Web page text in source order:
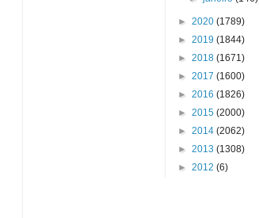
► 2020 (1789)
► 2019 (1844)
► 2018 (1671)
► 2017 (1600)
► 2016 (1826)
► 2015 (2000)
► 2014 (2062)
► 2013 (1308)
► 2012 (6)